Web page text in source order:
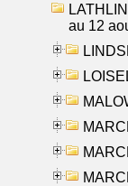
au 12